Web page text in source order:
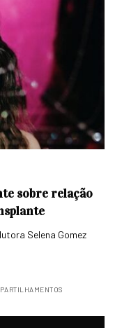
sobre relação
Selena Gomez